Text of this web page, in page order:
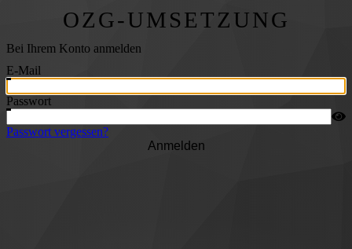
OZG-UMSETZUNG
Bei Ihrem Konto anmelden
E-Mail
Passwort
Passwort vergessen?
Anmelden